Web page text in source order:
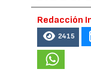
Redacción
2415